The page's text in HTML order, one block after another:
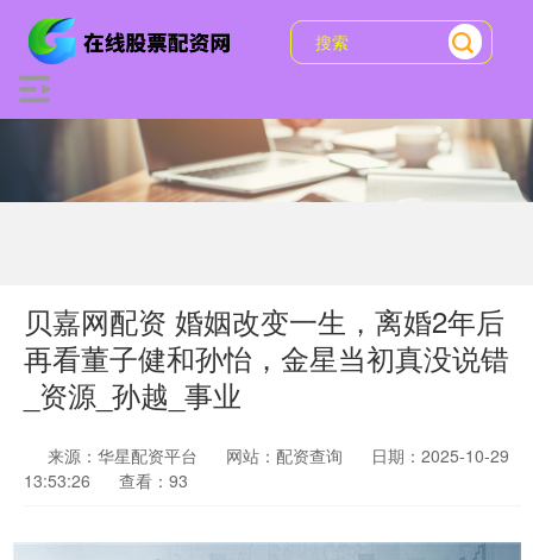
贝嘉网配资 婚姻改变一生，离婚2年后
再看董子健和孙怡，金星当初真没说错
_资源_孙越_事业
来源：华星配资平台 网站：配资查询
日期：2025-10-29
13:53:26
查看：93